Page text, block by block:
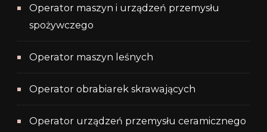
Operator maszyn i urządzeń przemysłu
spożywczego
Operator maszyn leśnych
Operator obrabiarek skrawających
Operator urządzeń przemysłu ceramicznego